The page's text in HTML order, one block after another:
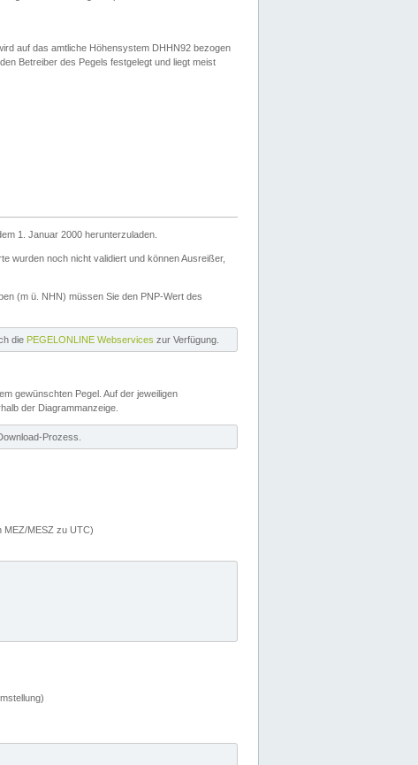
auf das amtliche Höhensystem DHHN92 bezogen
Betreiber des Pegels festgelegt und liegt meist
1. Januar 2000 herunterzuladen.
wurden noch nicht validiert und können Ausreißer,
(m ü. NHN) müssen Sie den PNP-Wert des
die PEGELONLINE Webservices zur Verfügung.
gewünschten Pegel. Auf der jeweiligen
der Diagrammanzeige.
Prozess.
MEZ/MESZ zu UTC)